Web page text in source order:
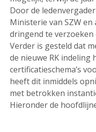
Door de
Ministerie van SZW
dringend te verzoeken
Verder is gesteld dat
de nieuwe RK indeling
certificatieschema’s
heeft dit inmiddels
met betrokken
Hieronder de